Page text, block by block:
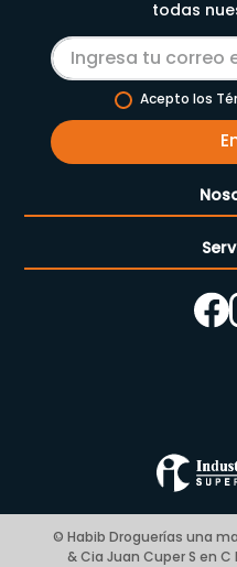
todas
Acepto los
Términos
Preguntas
Politica
© Habib Droguerías una
& Cia Juan Cuper S en